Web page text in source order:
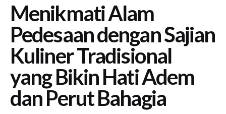
Menikmati Alam
Pedesaan dengan Sajian
Kuliner Tradisional
yang Bikin Hati Adem
dan Perut Bahagia